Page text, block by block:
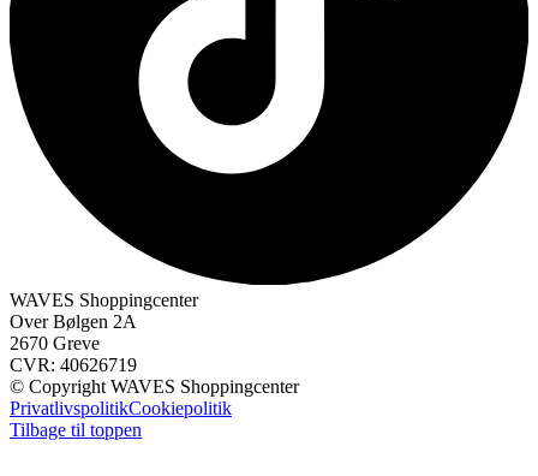
WAVES Shoppingcenter
Over Bølgen 2A
2670 Greve
CVR: 40626719
© Copyright WAVES Shoppingcenter
PrivatlivspolitikCookiepolitik
Tilbage til toppen